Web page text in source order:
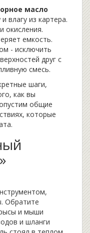
масло
влагу из картера.
окисления.
емкость.
- исключить
друг с
смесь.
шаги,
как вы
общие
которые
Обратите
и мыши
и шланги